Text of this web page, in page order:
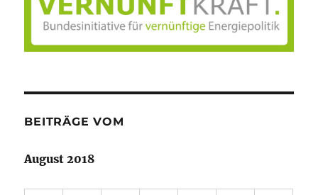
BEITRÄGE VOM
August 2018